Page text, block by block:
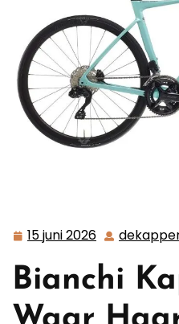
15 juni 2026 15
2026
Bianchi